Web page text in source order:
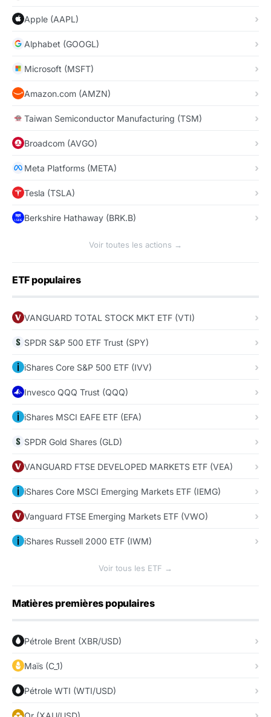
Apple (AAPL)
Alphabet (GOOGL)
Microsoft (MSFT)
Amazon.com (AMZN)
Taiwan Semiconductor Manufacturing (TSM)
Broadcom (AVGO)
Meta Platforms (META)
Tesla (TSLA)
Berkshire Hathaway (BRK.B)
Voir toutes les actions →
ETF populaires
VANGUARD TOTAL STOCK MKT ETF (VTI)
SPDR S&P 500 ETF Trust (SPY)
iShares Core S&P 500 ETF (IVV)
Invesco QQQ Trust (QQQ)
iShares MSCI EAFE ETF (EFA)
SPDR Gold Shares (GLD)
VANGUARD FTSE DEVELOPED MARKETS ETF (VEA)
iShares Core MSCI Emerging Markets ETF (IEMG)
Vanguard FTSE Emerging Markets ETF (VWO)
iShares Russell 2000 ETF (IWM)
Voir tous les ETF →
Matières premières populaires
Pétrole Brent (XBR/USD)
Maïs (C_1)
Pétrole WTI (WTI/USD)